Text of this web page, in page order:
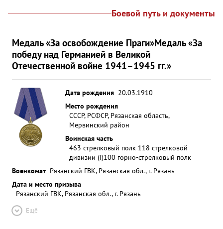
Боевой путь и документы
Медаль «За освобождение Праги»Медаль «За
победу над Германией в Великой
Отечественной войне 1941–1945 гг.»
Дата рождения 20.03.1910
Место рождения
СССР, РСФСР, Рязанская область,
Мервинский район
Воинская часть
463 стрелковый полк 118 стрелковой
дивизии (I)100 горно-стрелковый полк
Военкомат Рязанский ГВК, Рязанская обл., г. Рязань
Дата и место призыва
Рязанский ГВК, Рязанская обл., г. Рязань
Ещё